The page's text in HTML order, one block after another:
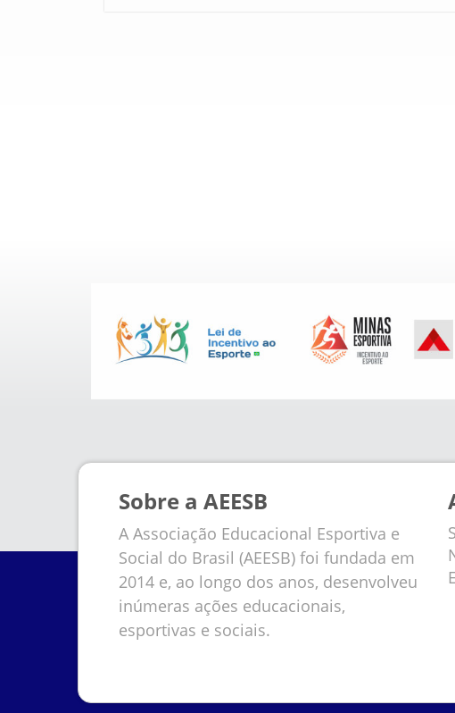
Sobre a AEESB
A Associação Educacional Esportiva e
Social do Brasil (AEESB) foi fundada em
2014 e, ao longo dos anos, desenvolveu
inúmeras ações educacionais,
esportivas e sociais.